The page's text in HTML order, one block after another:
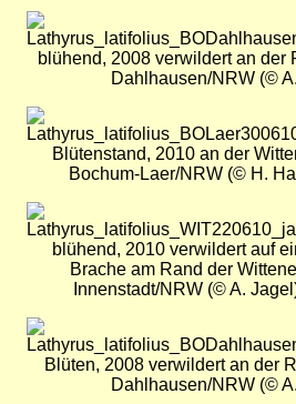
Bild
blühend, 2008 verwildert an der
Dahlhausen/NRW (©
Bild
Blütenstand, 2010 an der
Bochum-Laer/NRW (© H.
Bild
blühend, 2010 verwildert auf
Brache am Rand der
Innenstadt/NRW (© A.
Bild
Blüten, 2008 verwildert an der
Dahlhausen/NRW (©